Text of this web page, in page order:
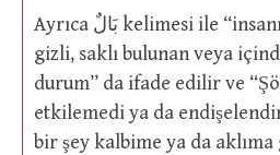
Ayrıca بَالٌ kelimesi ile “insanın içinde dürülü,
gizli, saklı bulunan veya
durum” da ifade edilir ve
etkilemedi ya da
bir şey kalbime ya da